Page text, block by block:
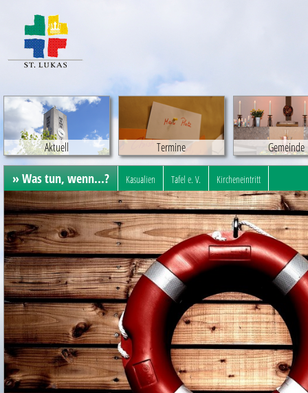
Aktuell Termine Gemeinde
» Was tun, wenn...? Kasualien Tafel e. V. Kircheneintritt